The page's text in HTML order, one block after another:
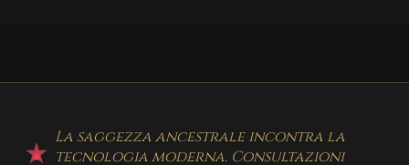
La saggezza ancestrale incontra la
tecnologia moderna. Consultazioni